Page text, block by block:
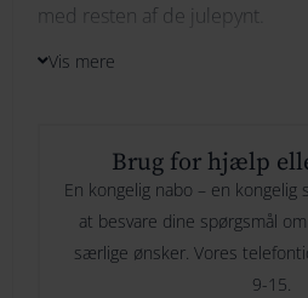
Indtast din tekst her Her skriver du
Specielle ønsker til gravering
Er
opmærksom på, ønsker eller andet? Så
og
med resten af de julepynt.
eller en kollega ? Så er dette
en perfekt gave at give. Det
gave der vil blive brugt år efter
de fremme året rundt med
Vis mere
Brug for hjælp
En kongelig nabo – en kongelig
at besvare dine spørgsmål
særlige ønsker. Vores
9-15.